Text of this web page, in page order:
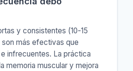
y consistentes (10-15
más efectivas que
infrecuentes. La práctica
memoria muscular y mejora